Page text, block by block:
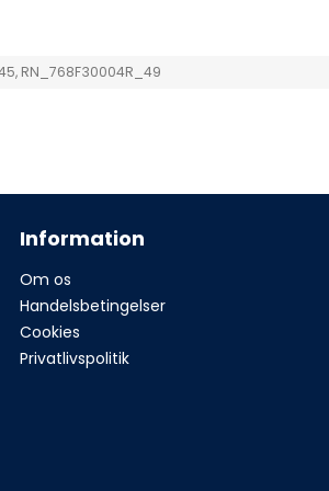
RN_768F30004R_49
Information
Om os
Handelsbetingelser
Cookies
Privatlivspolitik